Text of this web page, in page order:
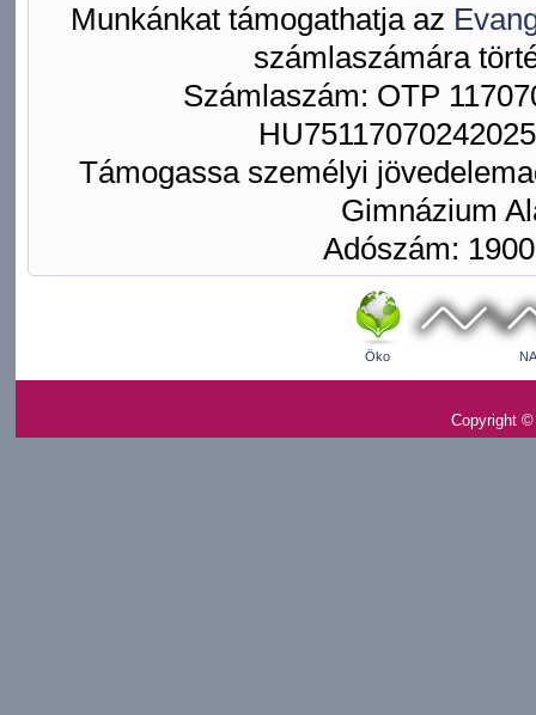
Munkánkat támogathatja az
számlaszámára
Számlaszám: OTP
Támogassa személyi
Gimnázium
Adószám:
Öko
Copyright